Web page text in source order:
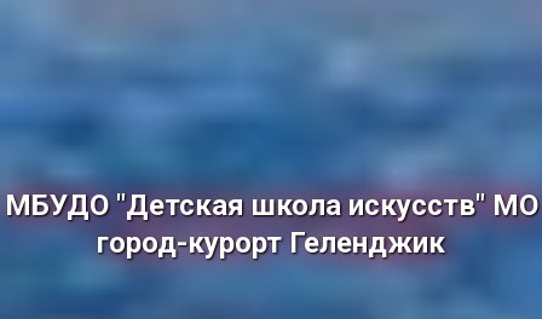
МБУДО "Детская школа искусств" МО
город-курорт Геленджик